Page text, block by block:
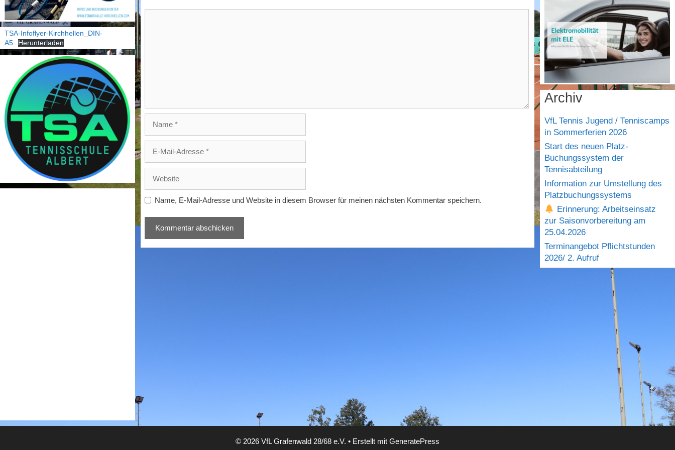
Mail-
Adresse
Name, E-Mail-Adresse und Website in diesem Browser für meinen nächsten Kommentar speichern.
TSA-Infoflyer-Kirchhellen_DIN-
A5
Herunterladen
Archiv
VfL Tennis Jugend / Tenniscamps
in Sommerferien 2026
Start des neuen Platz-
Buchungssystem der
Tennisabteilung
Information zur Umstellung des
Platzbuchungssystems
Erinnerung: Arbeitseinsatz
zur Saisonvorbereitung am
25.04.2026
Terminangebot Pflichtstunden
2026/ 2. Aufruf
© 2026 VfL Grafenwald 28/68 e.V. • Erstellt mit GeneratePress